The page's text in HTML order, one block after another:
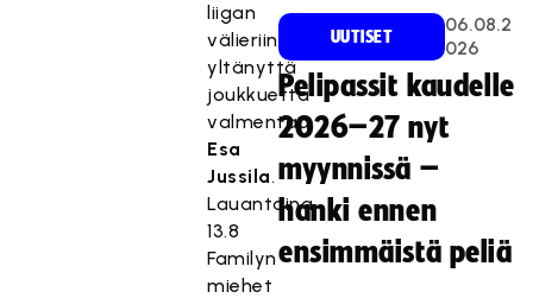
liigan
välieriin
yltänyttä
joukkuetta
valmentaa
Esa
Jussila.
Lauantaina
13.8
Familyn
miehet
UUTISET
06.08.2
026
Pelipassit kaudelle
2026–27 nyt
myynnissä –
hanki ennen
ensimmäistä peliä